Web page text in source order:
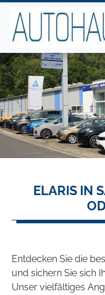
ELARIS IN
Entdecken Sie die
und sichern Sie sich
Unser vielfältiges